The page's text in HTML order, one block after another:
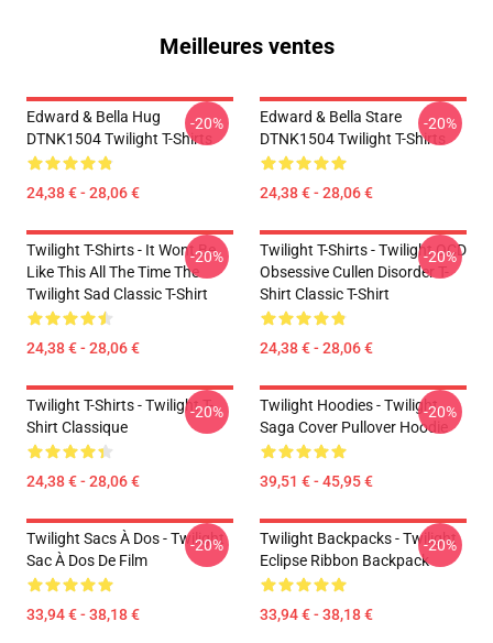
Meilleures ventes
Edward & Bella Hug
DTNK1504 Twilight T-Shirts
24,38 € - 28,06 €
-20%
Edward & Bella Stare
DTNK1504 Twilight T-Shirts
24,38 € - 28,06 €
-20%
Twilight T-Shirts - It Wont Be
Like This All The Time The
Twilight Sad Classic T-Shirt
24,38 € - 28,06 €
-20%
Twilight T-Shirts - Twilight OCD
Obsessive Cullen Disorder T-
Shirt Classic T-Shirt
24,38 € - 28,06 €
-20%
Twilight T-Shirts - Twilight T-
Shirt Classique
24,38 € - 28,06 €
-20%
Twilight Hoodies - Twilight
Saga Cover Pullover Hoodie
39,51 € - 45,95 €
-20%
Twilight Sacs À Dos - Twilight
Sac À Dos De Film
33,94 € - 38,18 €
-20%
Twilight Backpacks - Twilight
Eclipse Ribbon Backpack
33,94 € - 38,18 €
-20%